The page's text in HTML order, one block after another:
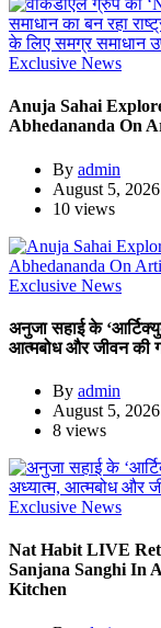
Exclusive News
Anuja Sahai
Abhedananda On
By admin
August 5, 2026
10 views
Exclusive News
अनुजा सहाई के
आत्मबोध और जीवन की
By admin
August 5, 2026
8 views
Exclusive News
Nat Habit LIVE
Sanjana Sanghi In
Kitchen